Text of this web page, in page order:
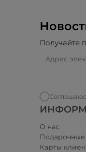
Получайте
О нас
Подарочные
Карты